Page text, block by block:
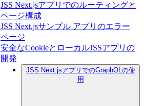
JSS Next.jsアプリでのルーティングと
ページ構成
JSS Next.jsサンプル アプリのエラー
ページ
安全なCookieとローカルJSSアプリの
開発
JSS Next.jsアプリでのGraphQLの使
用